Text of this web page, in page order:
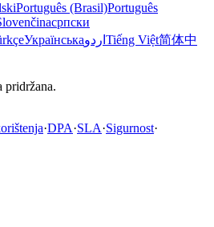
Português (Brasil)Português
српски
Українськаاردو Tiếng Việt简体中
pridržana.
·DPA·SLA·Sigurnost·